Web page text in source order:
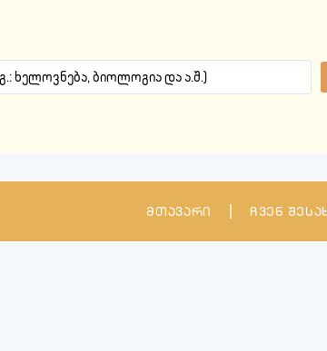
მთავარი ჩვენ